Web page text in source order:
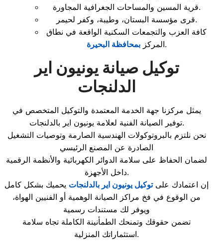
قرية المسين والمساحات الجغرافية المجاورة.
قرى مؤسسة البستان، وطيبة، وكفر لحيمر.
كافة العزب والتجمعات السكنية الواقعة في نطاق
المركزبمحافظة البحيرة .
توكيل صيانة يونيون اير
الدلنجات
يمثل مركزنا جهة الخدمة المعتمدة والتوكيل المتخصص في
توفير الصيانة الفنية لعلامة يونيون اير بالدلنجات.
نحن نلتزم بالبروتوكولات الهندسية الصارمة وتوصيات التشغيل
الصادرة عن المصنع الرئيسي
لضمان الحفاظ على سلامة الدوائر الكهربائية والأنظمة الرقمية
داخل الأجهزة.
إن اعتمادك علىتوكيل يونيون اير بالدلنجات يحميك بشكل كامل
من الوقوع في فخ مراكز الصيانة الوهمية أو الفنيين الهواة،
ويوفر لك مستندات رسمية
تضمن حقوقك وتمنحك الطمأنينة الكاملة تجاه سلامة
استثماراتك المنزلية.